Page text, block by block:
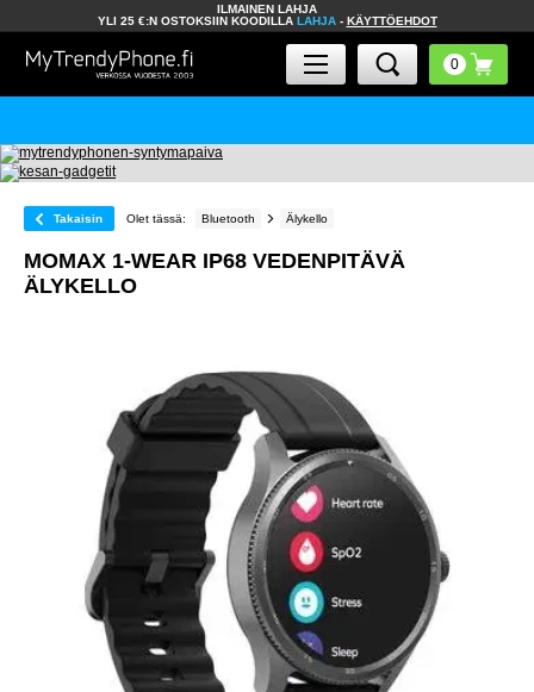
ILMAINEN LAHJA
YLI 25 €:N OSTOKSIIN KOODILLA LAHJA- KÄYTTÖEHDOT
Takaisin Olet tässä: Bluetooth Älykello
MOMAX 1-WEAR IP68 VEDENPITÄVÄ
ÄLYKELLO